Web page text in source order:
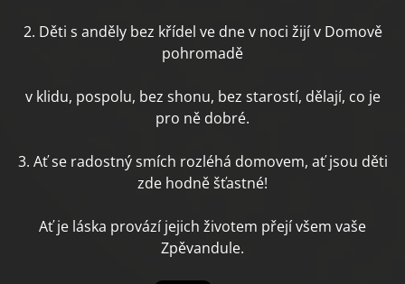
2. Děti s anděly bez křídel ve dne v noci žijí v Domově
pohromadě
v klidu, pospolu, bez shonu, bez starostí, dělají, co je
pro ně dobré.
3. Ať se radostný smích rozléhá domovem, ať jsou děti
zde hodně šťastné!
Ať je láska provází jejich životem přejí všem vaše
Zpěvandule.